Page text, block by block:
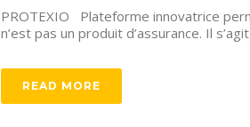
PROTEXIO Plateforme innovatrice
n’est pas un produit d’assurance. Il
READ MORE